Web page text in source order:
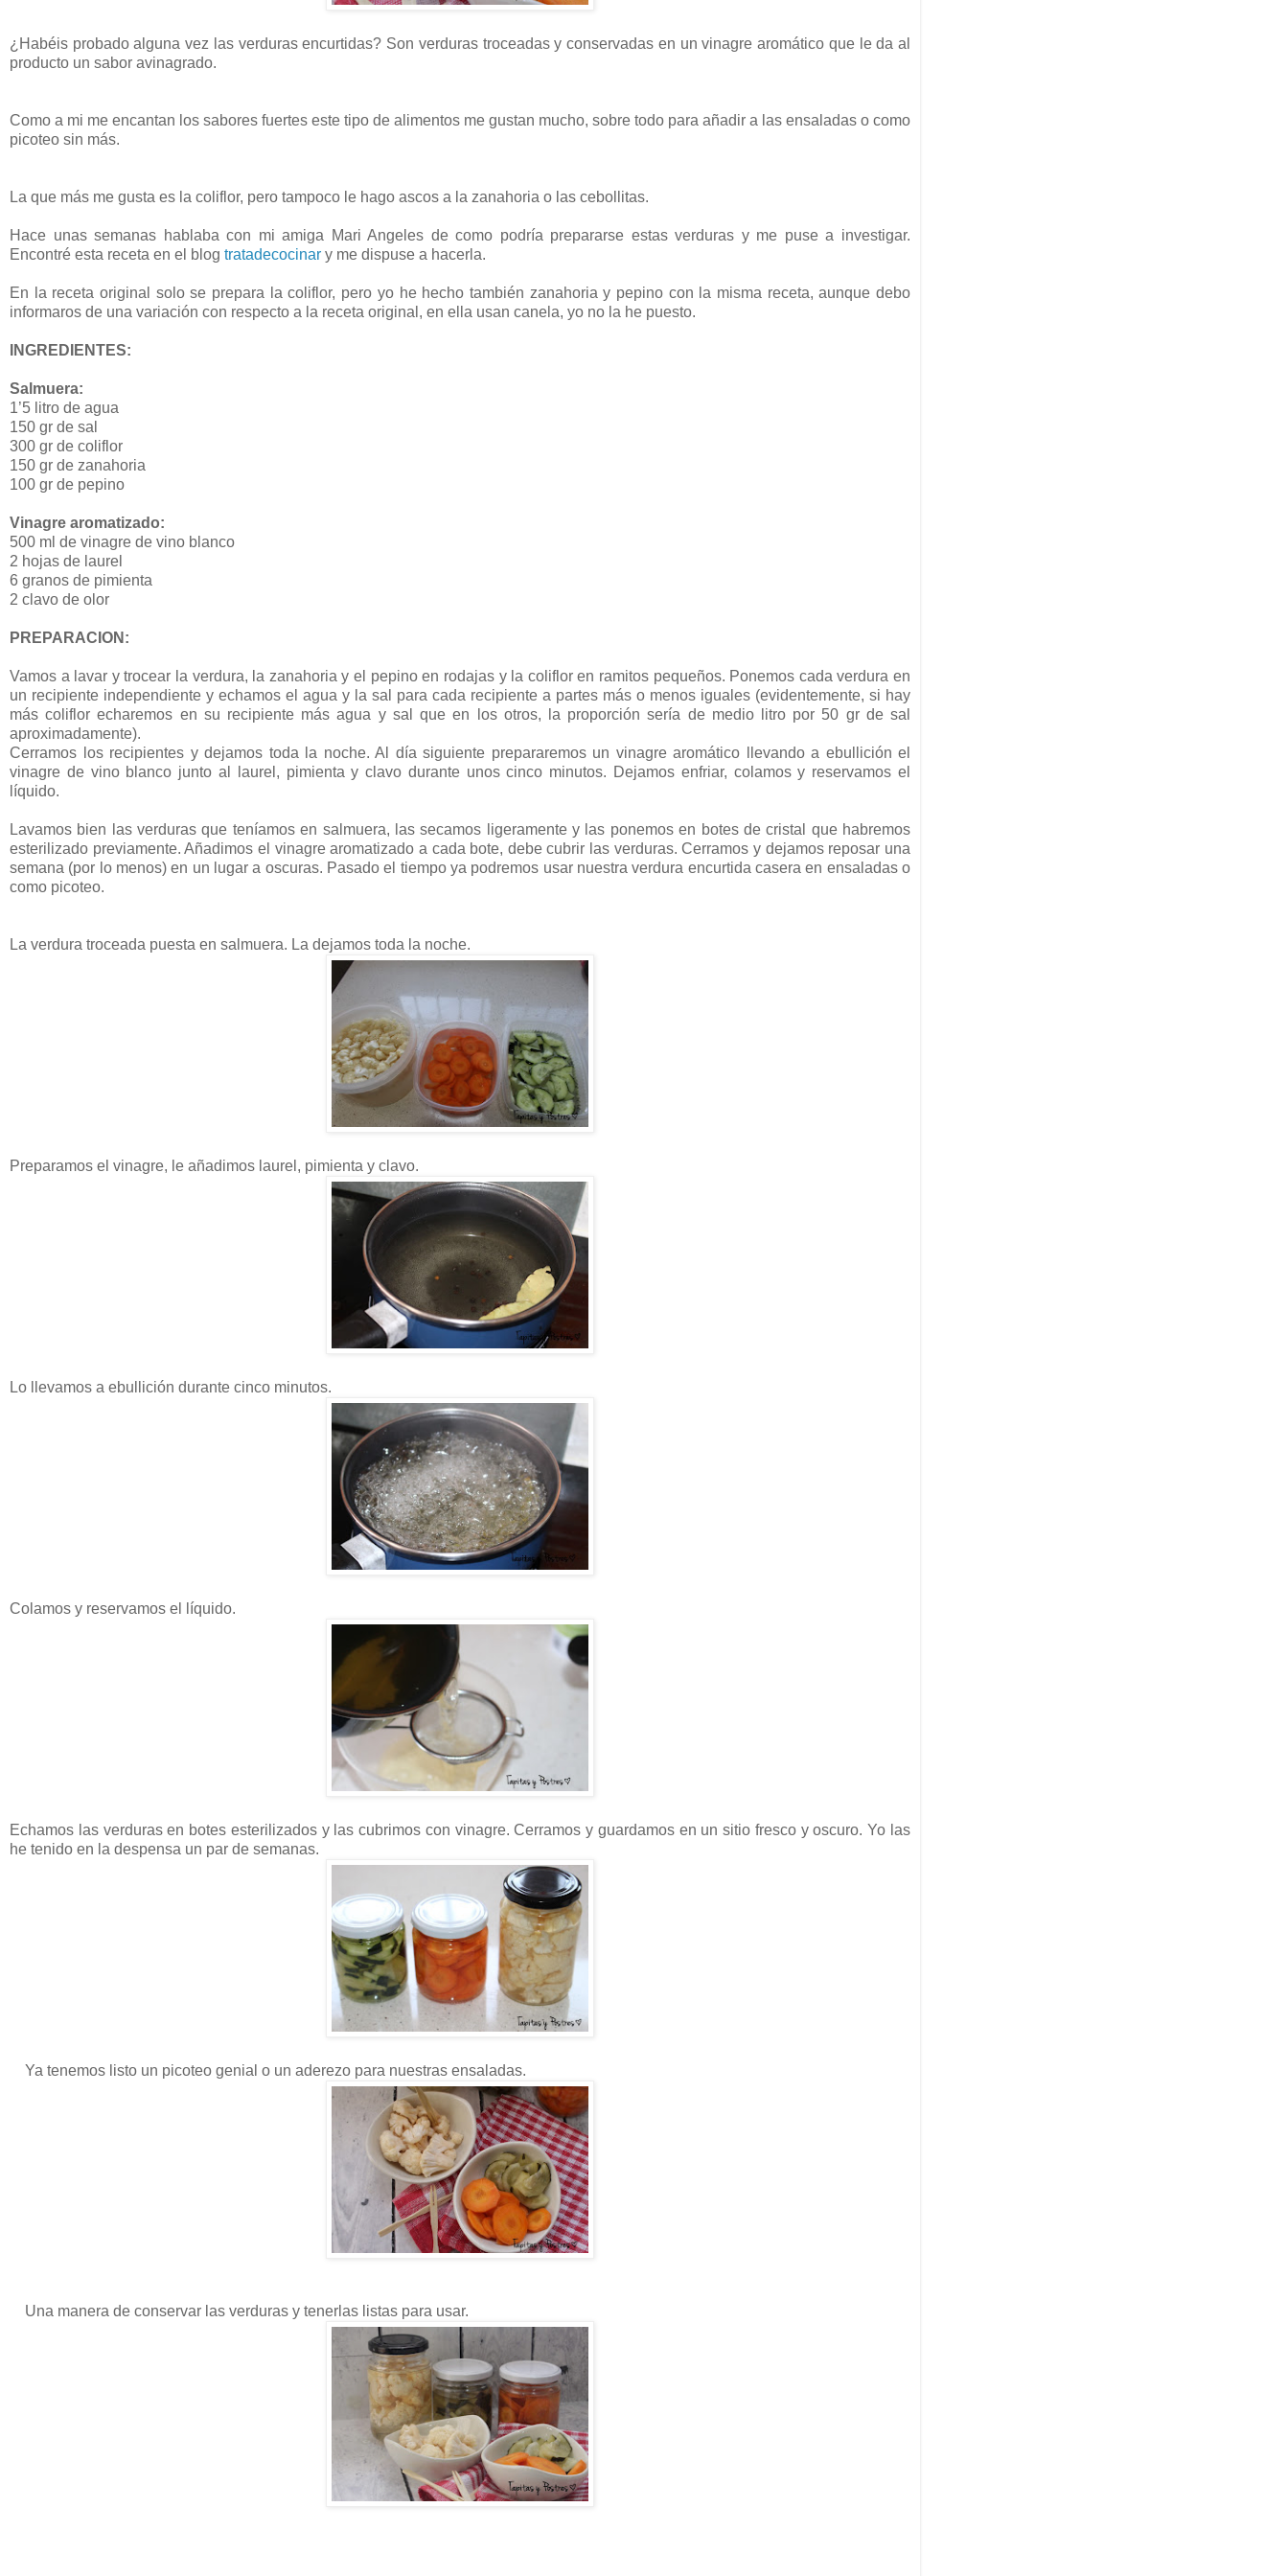
¿Habéis probado alguna vez las verduras encurtidas? Son verduras troceadas y conservadas en un vinagre aromático que le da al
producto un sabor avinagrado.
Como a mi me encantan los sabores fuertes este tipo de alimentos me gustan mucho, sobre todo para añadir a las ensaladas o como
picoteo sin más.
La que más me gusta es la coliflor, pero tampoco le hago ascos a la zanahoria o las cebollitas.
Hace unas semanas hablaba con mi amiga Mari Angeles de como podría prepararse estas verduras y me puse a investigar.
Encontré esta receta en el blog tratadecocinar y me dispuse a hacerla.
En la receta original solo se prepara la coliflor, pero yo he hecho también zanahoria y pepino con la misma receta, aunque debo
informaros de una variación con respecto a la receta original, en ella usan canela, yo no la he puesto.
INGREDIENTES:
Salmuera:
1’5 litro de agua
150 gr de sal
300 gr de coliflor
150 gr de zanahoria
100 gr de pepino
Vinagre aromatizado:
500 ml de vinagre de vino blanco
2 hojas de laurel
6 granos de pimienta
2 clavo de olor
PREPARACION:
Vamos a lavar y trocear la verdura, la zanahoria y el pepino en rodajas y la coliflor en ramitos pequeños. Ponemos cada verdura en
un recipiente independiente y echamos el agua y la sal para cada recipiente a partes más o menos iguales (evidentemente, si hay
más coliflor echaremos en su recipiente más agua y sal que en los otros, la proporción sería de medio litro por 50 gr de sal
aproximadamente).
Cerramos los recipientes y dejamos toda la noche. Al día siguiente prepararemos un vinagre aromático llevando a ebullición el
vinagre de vino blanco junto al laurel, pimienta y clavo durante unos cinco minutos. Dejamos enfriar, colamos y reservamos el
líquido.
Lavamos bien las verduras que teníamos en salmuera, las secamos ligeramente y las ponemos en botes de cristal que habremos
esterilizado previamente. Añadimos el vinagre aromatizado a cada bote, debe cubrir las verduras. Cerramos y dejamos reposar una
semana (por lo menos) en un lugar a oscuras. Pasado el tiempo ya podremos usar nuestra verdura encurtida casera en ensaladas o
como picoteo.
La verdura troceada puesta en salmuera. La dejamos toda la noche.
Preparamos el vinagre, le añadimos laurel, pimienta y clavo.
Lo llevamos a ebullición durante cinco minutos.
Colamos y reservamos el líquido.
Echamos las verduras en botes esterilizados y las cubrimos con vinagre. Cerramos y guardamos en un sitio fresco y oscuro. Yo las
he tenido en la despensa un par de semanas.
Ya tenemos listo un picoteo genial o un aderezo para nuestras ensaladas.
Una manera de conservar las verduras y tenerlas listas para usar.